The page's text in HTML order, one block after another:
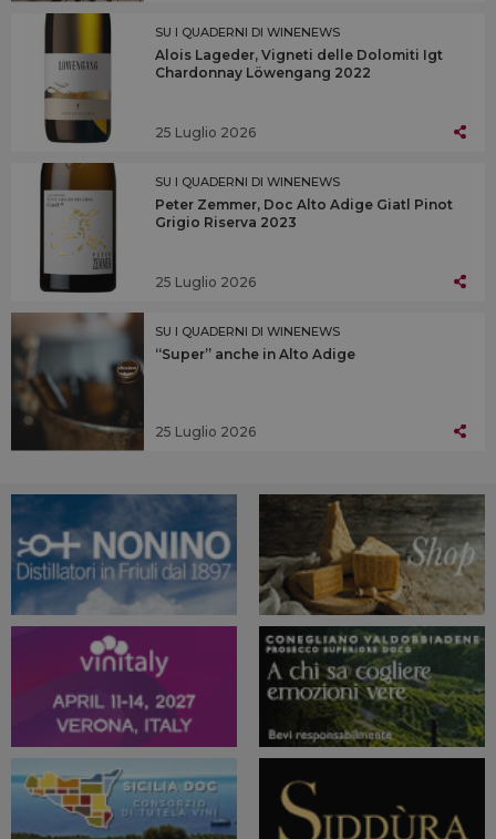
SU I QUADERNI DI WINENEWS
Alois Lageder, Vigneti delle Dolomiti Igt
Chardonnay Löwengang 2022
25 Luglio 2026
SU I QUADERNI DI WINENEWS
Peter Zemmer, Doc Alto Adige Giatl Pinot
Grigio Riserva 2023
25 Luglio 2026
SU I QUADERNI DI WINENEWS
“Super” anche in Alto Adige
25 Luglio 2026